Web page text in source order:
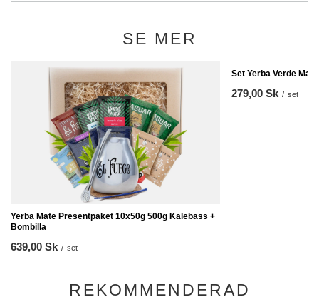
SE MER
Yerba Mate Presentpaket 10x50g 500g Kalebass +
Bombilla
639,00 Sk / set
Set Yerba Verde
279,00 Sk / set
REKOMMENDERAD